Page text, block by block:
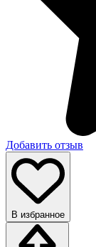
Добавить отзыв
В избранное